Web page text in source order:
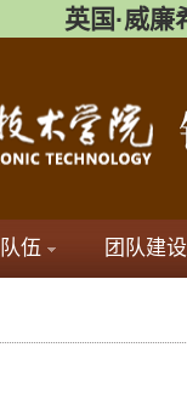
英国·威
伍 团队建设